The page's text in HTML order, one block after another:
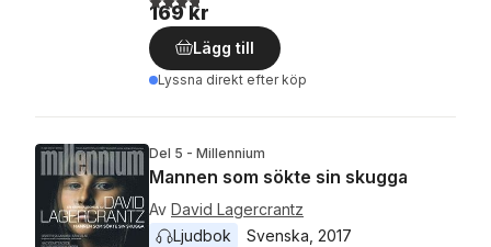
169 kr
Lägg till
Lyssna direkt efter köp
Del 5 - Millennium
Mannen som sökte sin skugga
Av David Lagercrantz
Ljudbok
Svenska 2017